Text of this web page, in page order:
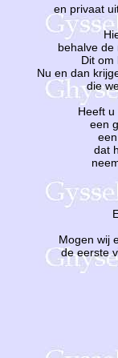
en privaat
behalve de
Dit om
Nu en dan
die
Heeft u
een
dat
Mogen wij
de eerste